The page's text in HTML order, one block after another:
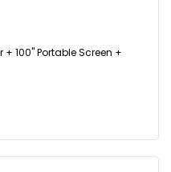
100" Portable Screen +